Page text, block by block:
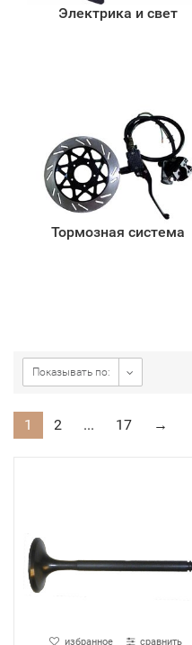
Электрика и свет
Тормозная система
Показывать по:
1 2 ... 17 →
избранное сравнить